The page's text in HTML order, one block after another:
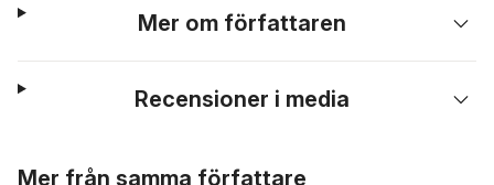
Mer om författaren
Recensioner i media
Mer från samma författare